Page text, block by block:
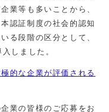
業等も多いことから、
認証制度の社会的認知
る段階の区分として、
しました。
的な企業が評価される
業の皆様のご応募をお